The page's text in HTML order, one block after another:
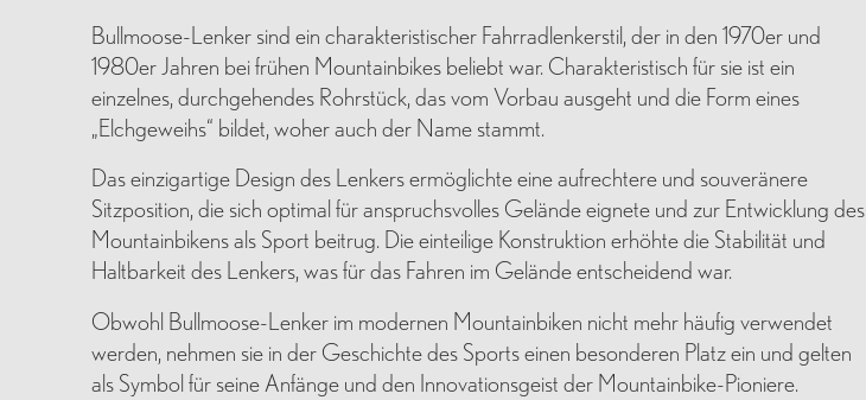
Bullmoose-Lenker sind ein charakteristischer Fahrradlenkerstil, der in den 1970er und
1980er Jahren bei frühen Mountainbikes beliebt war. Charakteristisch für sie ist ein
einzelnes, durchgehendes Rohrstück, das vom Vorbau ausgeht und die Form eines
„Elchgeweihs“ bildet, woher auch der Name stammt.
Das einzigartige Design des Lenkers ermöglichte eine aufrechtere und souveränere
Sitzposition, die sich optimal für anspruchsvolles Gelände eignete und zur Entwicklung des
Mountainbikens als Sport beitrug. Die einteilige Konstruktion erhöhte die Stabilität und
Haltbarkeit des Lenkers, was für das Fahren im Gelände entscheidend war.
Obwohl Bullmoose-Lenker im modernen Mountainbiken nicht mehr häufig verwendet
werden, nehmen sie in der Geschichte des Sports einen besonderen Platz ein und gelten
als Symbol für seine Anfänge und den Innovationsgeist der Mountainbike-Pioniere.